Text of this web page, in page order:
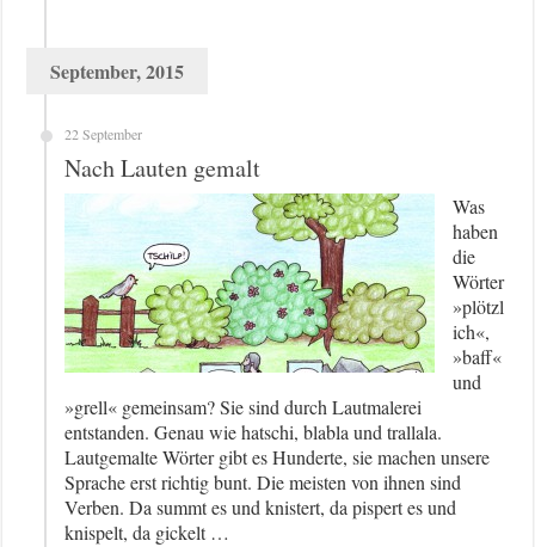
September, 2015
22 September
Nach Lauten gemalt
Was
haben
die
Wörter
»plötzl
ich«,
»baff«
und
»grell« gemeinsam? Sie sind durch Lautmalerei
entstanden. Genau wie hatschi, blabla und trallala.
Lautgemalte Wörter gibt es Hunderte, sie machen unsere
Sprache erst richtig bunt. Die meisten von ihnen sind
Verben. Da summt es und knistert, da pispert es und
knispelt, da gickelt …